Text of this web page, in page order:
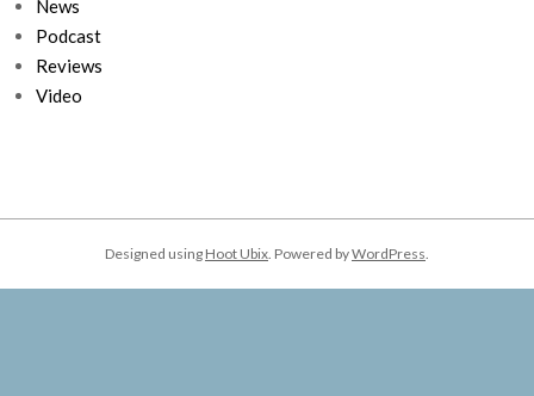
News
Podcast
Reviews
Video
Designed using Hoot Ubix. Powered byWordPress.